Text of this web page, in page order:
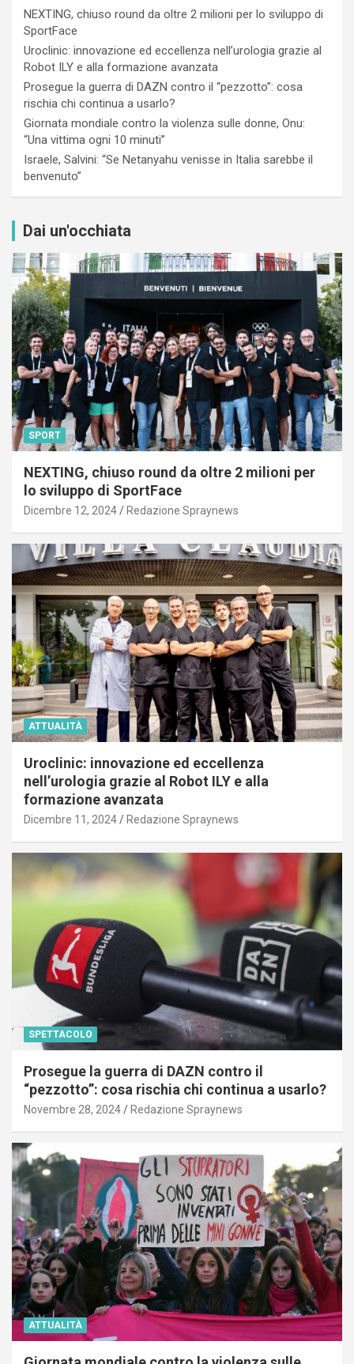
NEXTING, chiuso round da oltre 2 milioni per lo sviluppo di
SportFace
Uroclinic: innovazione ed eccellenza nell’urologia grazie al
Robot ILY e alla formazione avanzata
Prosegue la guerra di DAZN contro il “pezzotto”: cosa
rischia chi continua a usarlo?
Giornata mondiale contro la violenza sulle donne, Onu:
“Una vittima ogni 10 minuti”
Israele, Salvini: “Se Netanyahu venisse in Italia sarebbe il
benvenuto”
Dai un'occhiata
SPORT
NEXTING, chiuso round da oltre 2 milioni per
lo sviluppo di SportFace
Dicembre 12, 2024 Redazione Spraynews
ATTUALITÀ
Uroclinic: innovazione ed eccellenza
nell’urologia grazie al Robot ILY e alla
formazione avanzata
Dicembre 11, 2024 Redazione Spraynews
SPETTACOLO
Prosegue la guerra di DAZN contro il
“pezzotto”: cosa rischia chi continua a usarlo?
Novembre 28, 2024 Redazione Spraynews
ATTUALITÀ